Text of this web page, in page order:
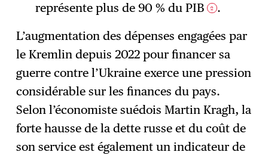
représente plus de 90 % du PIB
2 .
L’augmentation des dépenses engagées par
le Kremlin depuis 2022 pour financer sa
guerre contre l’Ukraine exerce une pression
considérable sur les finances du pays.
Selon l’économiste suédois Martin Kragh, la
forte hausse de la dette russe et du coût de
son service est également un indicateur de